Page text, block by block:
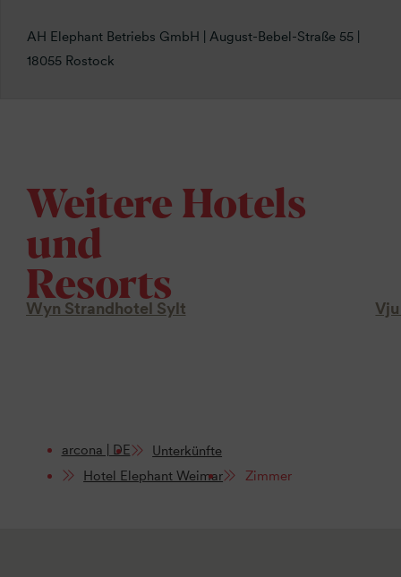
AH Elephant Betriebs GmbH | August-Bebel-Straße 55 |
18055 Rostock
Weitere Hotels
und
Resorts
Wyn Strandhotel Sylt
arcona | DE
Unterkünfte
Hotel Elephant Weimar
Zimmer